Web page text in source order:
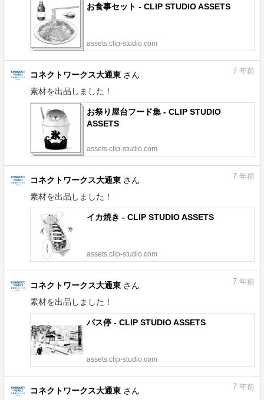
お食事セット - CLIP STUDIO ASSETS
assets.clip-studio.com
コネクトワークス大通東 さん
素材を出品しました！
7 年前
お祭り屋台フード集 - CLIP STUDIO
ASSETS
assets.clip-studio.com
コネクトワークス大通東 さん
素材を出品しました！
7 年前
イカ焼き - CLIP STUDIO ASSETS
assets.clip-studio.com
コネクトワークス大通東 さん
素材を出品しました！
7 年前
バス停 - CLIP STUDIO ASSETS
assets.clip-studio.com
コネクトワークス大通東 さん
7 年前